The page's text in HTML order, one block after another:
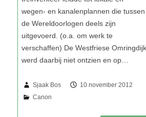
Sjaak Bos 10 november 2012